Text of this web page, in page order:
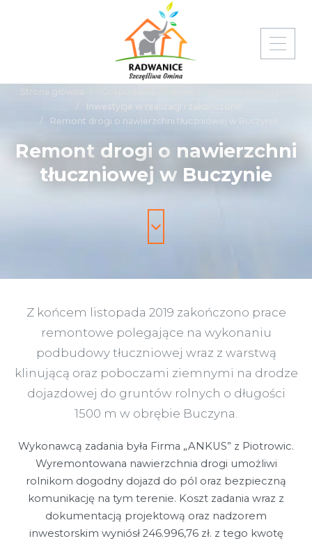
Strona główna
Inwestycje w realizacji i zakończone
Remont drogi o nawierzchni tłuczniowej w Buczynie
Remont drogi o nawierzchni
tłuczniowej w Buczynie
Z końcem listopada 2019 zakończono prace
remontowe polegające na wykonaniu
podbudowy tłuczniowej wraz z warstwą
klinującą oraz poboczami ziemnymi na drodze
dojazdowej do gruntów rolnych o długości
1500 m w obrębie Buczyna.
Wykonawcą zadania była Firma „ANKUS” z Piotrowic.
Wyremontowana nawierzchnia drogi umożliwi
rolnikom dogodny dojazd do pól oraz bezpieczną
komunikację na tym terenie. Koszt zadania wraz z
dokumentacją projektową oraz nadzorem
inwestorskim wyniósł 246.996,76 zł. z tego kwotę